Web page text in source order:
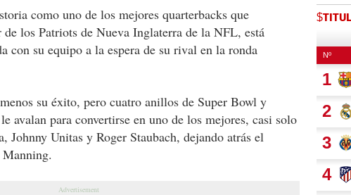
como uno de los mejores quarterbacks que
los Patriots de Nueva Inglaterra de la NFL, está
con su equipo a la espera de su rival en la ronda
su éxito, pero cuatro anillos de Super Bowl y
avalan para convertirse en uno de los mejores, casi solo
Johnny Unitas y Roger Staubach, dejando atrás el